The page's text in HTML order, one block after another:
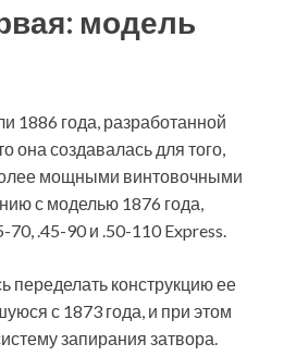
модель
1886 года, разработанной
она создавалась для того,
мощными винтовочными
с моделью 1876 года,
70, .45-90 и .50-110 Express.
переделать конструкцию ее
с 1873 года, и при этом
запирания затвора.